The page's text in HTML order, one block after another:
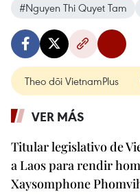
#Nguyen Thi Quyet Tam
Theo dõi VietnamPlus
VER MÁS
Titular legislativo de
a Laos para rendir
Xaysomphone